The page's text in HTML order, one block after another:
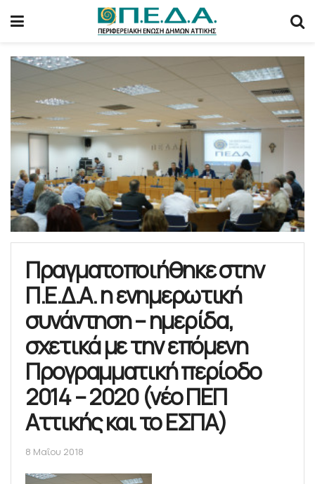
Πραγματοποιήθηκε στην
Π.Ε.Δ.Α. η ενημερωτική
συνάντηση – ημερίδα,
σχετικά με την επόμενη
Προγραμματική περίοδο
2014 – 2020 (νέο ΠΕΠ
Αττικής και το ΕΣΠΑ)
8 Μαΐου 2018